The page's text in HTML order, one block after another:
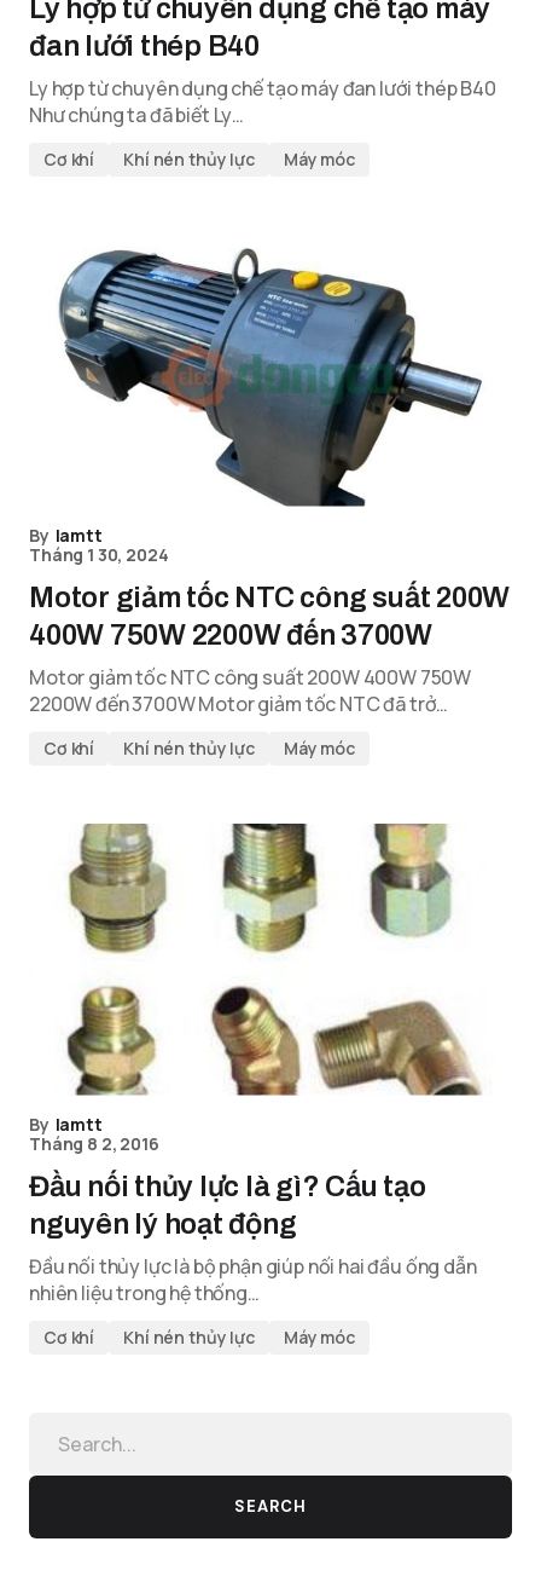
Ly hợp từ chuyên dụng chế tạo máy
đan lưới thép B40
Ly hợp từ chuyên dụng chế tạo máy đan lưới thép B40
Như chúng ta đã biết Ly…
Cơ khí Khí nén thủy lực Máy móc
By lamtt
Tháng 1 30, 2024
Motor giảm tốc NTC công suất 200W
400W 750W 2200W đến 3700W
Motor giảm tốc NTC công suất 200W 400W 750W
2200W đến 3700W Motor giảm tốc NTC đã trở…
Cơ khí Khí nén thủy lực Máy móc
By lamtt
Tháng 8 2, 2016
Đầu nối thủy lực là gì? Cấu tạo
nguyên lý hoạt động
Đầu nối thủy lực là bộ phận giúp nối hai đầu ống dẫn
nhiên liệu trong hệ thống…
Cơ khí Khí nén thủy lực Máy móc
SEARCH